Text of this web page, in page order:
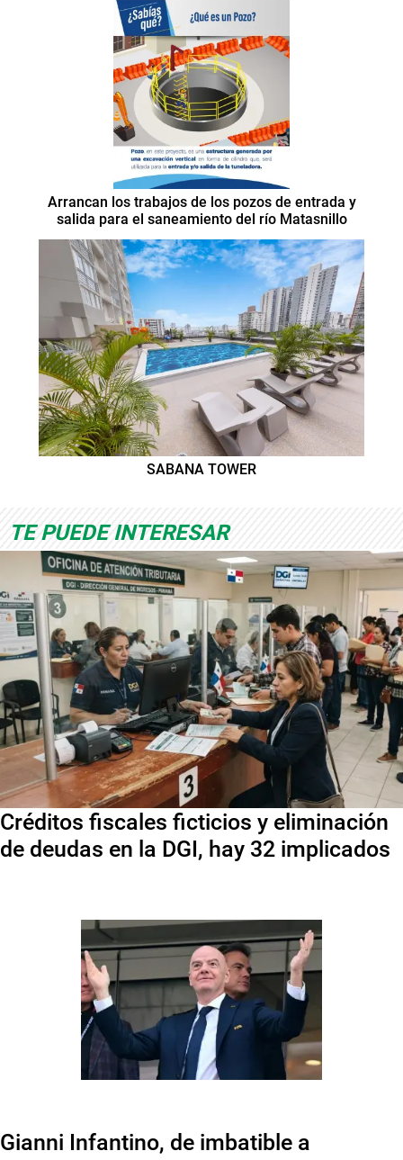
Arrancan los trabajos de los pozos de entrada y
salida para el saneamiento del río Matasnillo
SABANA TOWER
TE PUEDE INTERESAR
Créditos fiscales ficticios y eliminación
de deudas en la DGI, hay 32 implicados
Gianni Infantino, de imbatible a